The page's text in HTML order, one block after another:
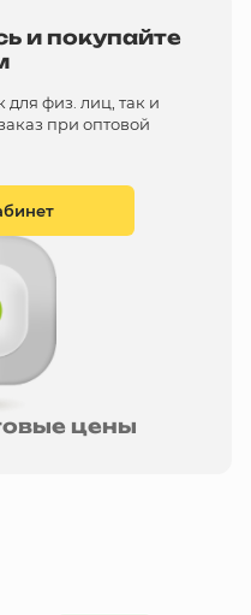
и покупайте
физ. лиц, так и
при оптовой
цены